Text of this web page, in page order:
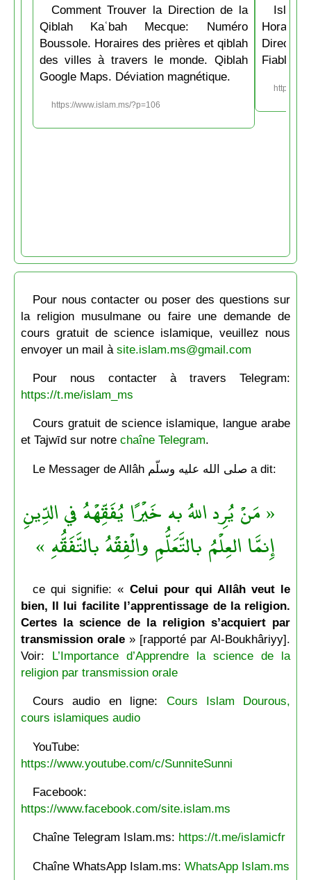
Comment Trouver la Direction de la
Qiblah Kaʿbah Mecque: Numéro
Boussole. Horaires des prières et qiblah
des villes à travers le monde. Qiblah
Google Maps. Déviation magnétique.
https://www.islam.ms/?p=106
Fiable et
https://
Pour nous contacter ou poser des questions sur
la religion musulmane ou faire une demande de
cours gratuit de science islamique, veuillez nous
envoyer un mail à site.islam.ms@gmail.com
Pour nous contacter à travers Telegram:
https://t.me/islam_ms
Cours gratuit de science islamique, langue arabe
et Tajwīd sur notre chaîne Telegram.
Le Messager de Allâh صلى الله عليه وسلّم a dit:
« مَنْ يُرِد اللهُ به خَيْرًا يُفَقِّهْهُ في الدِّينِ
إِنمَّا العِلْمُ بالتَّعَلُّمِ والْفِقْهُ بالتَّفَقُّهِ »
ce qui signifie: « Celui pour qui Allâh veut le
bien, Il lui facilite l’apprentissage de la religion.
Certes la science de la religion s’acquiert par
transmission orale» [rapporté par Al-Boukhâriyy].
Voir: L’Importance d’Apprendre la science de la
religion par transmission orale
Cours audio en ligne: Cours Islam Dourous,
cours islamiques audio
YouTube:
https://www.youtube.com/c/SunniteSunni
Facebook:
https://www.facebook.com/site.islam.ms
Chaîne Telegram Islam.ms: https://t.me/islamicfr
Chaîne WhatsApp Islam.ms: WhatsApp Islam.ms